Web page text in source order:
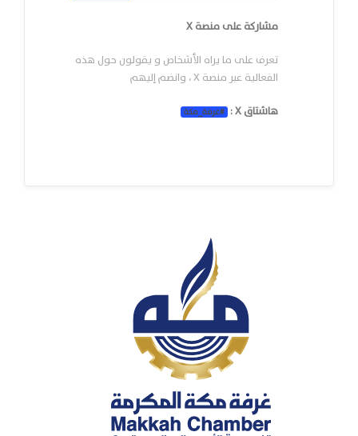
مشاركة على منصة X
تعرف على ما يراه الأشخاص و يقولون حول هذه
الفعالية عبر منصة X ، وانضم إليهم
هاشتاق X :
#غرفة_مكة